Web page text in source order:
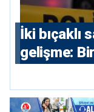
İki bıçaklı
gelişme: